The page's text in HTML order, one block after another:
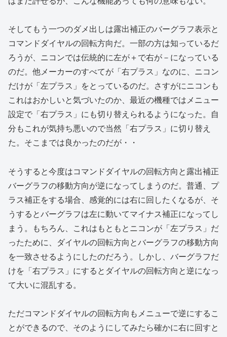
そしてもう一つのダメ出しは露出補正のバーグラフ表示と
コマンドダイヤルの回転方向だ。一部の方は知っているだ
ろうが、ニコンでは伝統的に左が＋で右が－になっている
のだ。他メーカーのすべてが「右プラス」なのに、ニコン
だけが「左プラス」をとっているのだ。さすがにニコンも
これはおかしいと気づいたのか、最近の機種ではメニュー
設定で「右プラス」にも切り替えられるようになった。自
分もこれが気持ち悪いので当然「右プラス」に切り替え
た。そこまでは良かったのだが・・
そうすると今度はコマンドダイヤルの回転方向と露出補正
バーグラフの移動方向が逆になってしまうのだ。普通、プ
ラス補正をする場合、感覚的には右に回したくなるが、そ
うするとバーグラフは左に動いてマイナス補正になってし
まう。もちろん、これはもともとニコンが「左プラス」だ
ったために、ダイヤルの回転方向とバーグラフの移動方向
を一致させるようにしたのだろう。しかし、バーグラフだ
けを「右プラス」にするとダイヤルの回転方向と逆になっ
て大いに混乱する。
ただコマンドダイヤルの回転方向もメニューで逆にするこ
とができるので、そのようにしてみたら確かに右に回すと